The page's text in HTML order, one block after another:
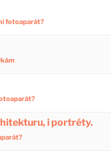
fotoaparát?
i portréty.